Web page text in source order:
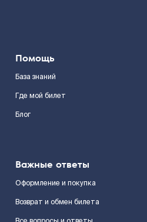
Помощь
База знаний
Где мой билет
Блог
Важные ответы
Оформление и покупка
Возврат и обмен билета